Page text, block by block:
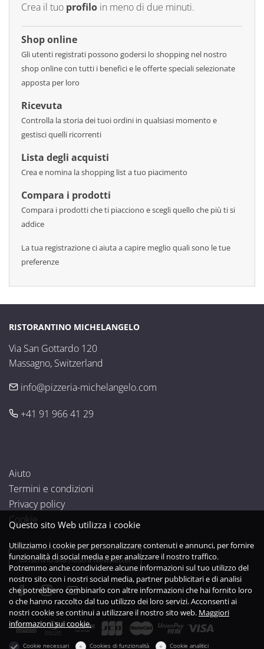
Crea il tuo profilo in meno di due minuti.
Shop online
Gli utenti registrati possono godersi lo shopping nel nostro
shop online con tutti i benefici e le offerte speciali selezionate
apposta per loro
Ricevuta
Controlla la storia dei tuoi ordini in qualsiasi momento e
gestisci quelli ricorrenti
Lista degli acquisti
Crea e nomina la shopping list a tuo piacimento
Compara i prodotti
Compara i prodotti che ti piacciono e scegli quello che più ti si
addice
La tua registrazione ci aiuta a capire meglio quali sono le tue
preferenze
RISTORANTINO MICHELANGELO
Via San Gottardo 120
Massagno, Switzerland
info@pizzeria-michelangelo.com
+41 91 966 41 29
Aiuto
Termini e condizioni
Privacy policy
Cookie
Iscriviti alla nostra Newsletter
Questo sito Web utilizza i cookie
Utilizziamo i cookie per personalizzare contenuti e annunci, per fornire
funzionalità di social media e per analizzare il nostro traffico.
Potremmo anche condividere alcune informazioni sul tuo utilizzo del
nostro sito con i nostri social media, partner pubblicitari e di analisi
che potrebbero combinarlo con altre informazioni che hai fornito loro
o che hanno raccolto dal tuo utilizzo dei loro servizi. Acconsenti ai
nostri cookie se continui a utilizzare il nostro sito web. Maggiori
informazioni sui cookie.
Cookie necessari Cookies di funzionalità Cookie analitici